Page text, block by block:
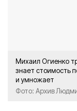
Михаил Огиенко
знает стоимость
и умножает
Фото: Архив